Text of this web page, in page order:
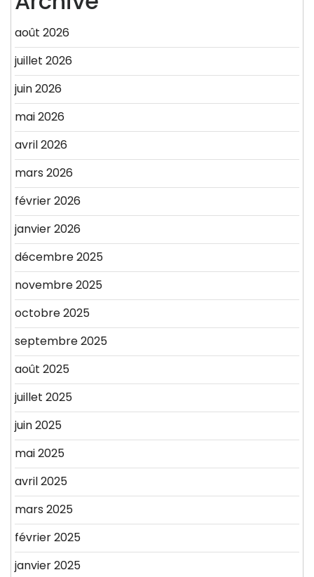
août 2026
juillet 2026
juin 2026
mai 2026
avril 2026
mars 2026
février 2026
janvier 2026
décembre 2025
novembre 2025
octobre 2025
septembre 2025
août 2025
juillet 2025
juin 2025
mai 2025
avril 2025
mars 2025
février 2025
janvier 2025